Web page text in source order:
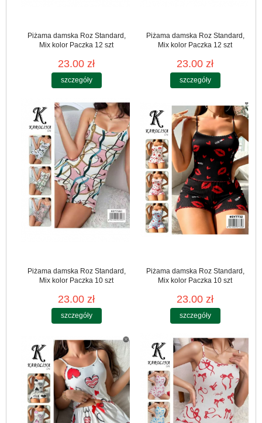
Piżama damska Roz Standard,
Mix kolor Paczka 12 szt
23.00 zł
szczegóły
Piżama damska Roz Standard,
Mix kolor Paczka 12 szt
23.00 zł
szczegóły
Piżama damska Roz Standard,
Mix kolor Paczka 10 szt
23.00 zł
szczegóły
Piżama damska Roz Standard,
Mix kolor Paczka 10 szt
23.00 zł
szczegóły